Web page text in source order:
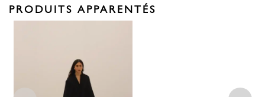
PRODUITS APPARENTÉS